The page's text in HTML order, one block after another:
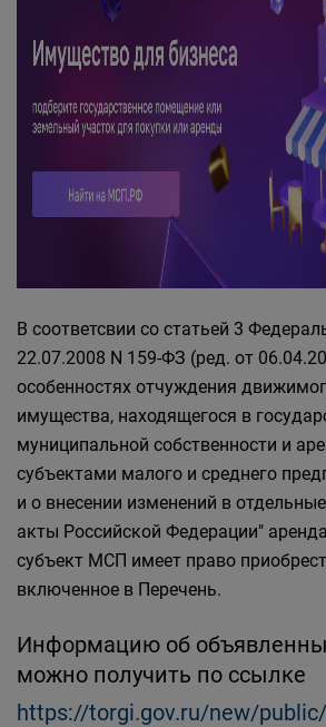
В соответсвии со статьей 3
22.07.2008 N 159-ФЗ (ред. от
особенностях отчуждения
имущества, находящегося в
муниципальной собственности и
субъектами малого и среднего
и о внесении изменений в
акты Российской Федерации"
субъект МСП имеет право
включенное в Перечень.
Информацию об
можно получить по ссылке
https://torgi.gov.ru/new/